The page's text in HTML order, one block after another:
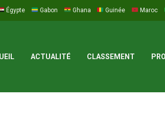
Égypte Gabon Ghana Guinée Maroc
ACTUALITÉ CLASSEMENT